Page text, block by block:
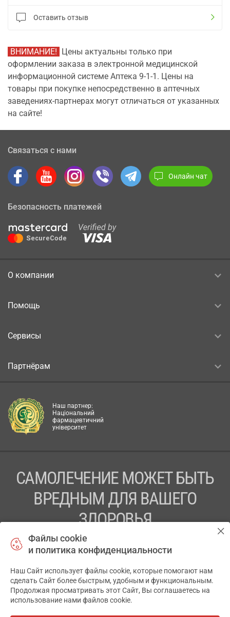
Оставить отзыв
ВНИМАНИЕ! Цены актуальны только при
оформлении заказа в электронной медицинской
информационной системе Аптека 9-1-1. Цены на
товары при покупке непосредственно в аптечных
заведениях-партнерах могут отличаться от указанных
на сайте!
Связаться с нами
Онлайн чат
Безопасность платежей
О компании
Помощь
Сервисы
Партнёрам
Наш партнер:
Національний
фармацевтичний
університет
САМОЛЕЧЕНИЕ МОЖЕТ БЫТЬ
ВРЕДНЫМ ДЛЯ ВАШЕГО
ЗДОРОВЬЯ
ПЕРЕД ПРИМЕНЕНИЕМ ПРЕПАРАТА
ПРОКОНСУЛЬТИРУЙТЕСЬ С ВРАЧОМ
ТОВ «АПТЕКА 911.ЮА» Код ЄДРПОУ 43631965.
Отказ от ответственности
Файлы cookie
и политика конфиденциальности
Наш Сайт использует файлы cookie, которые помогают нам
сделать Сайт более быстрым, удобным и функциональным.
Продолжая просматривать этот Сайт, Вы соглашаетесь на
использование нами файлов cookie.
✕